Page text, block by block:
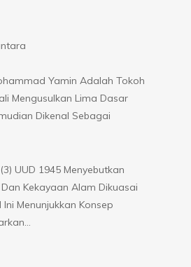
Yamin Adalah Tokoh
Mengusulkan Lima Dasar
Dikenal Sebagai
UUD 1945 Menyebutkan
Kekayaan Alam Dikuasai
Menunjukkan Konsep